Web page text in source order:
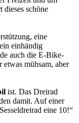
dieses schöne
eine
einhändig
auch die E-Bike-
mühsam, aber
ist. Das Dreirad
damit. Auf einer
eine 10!“